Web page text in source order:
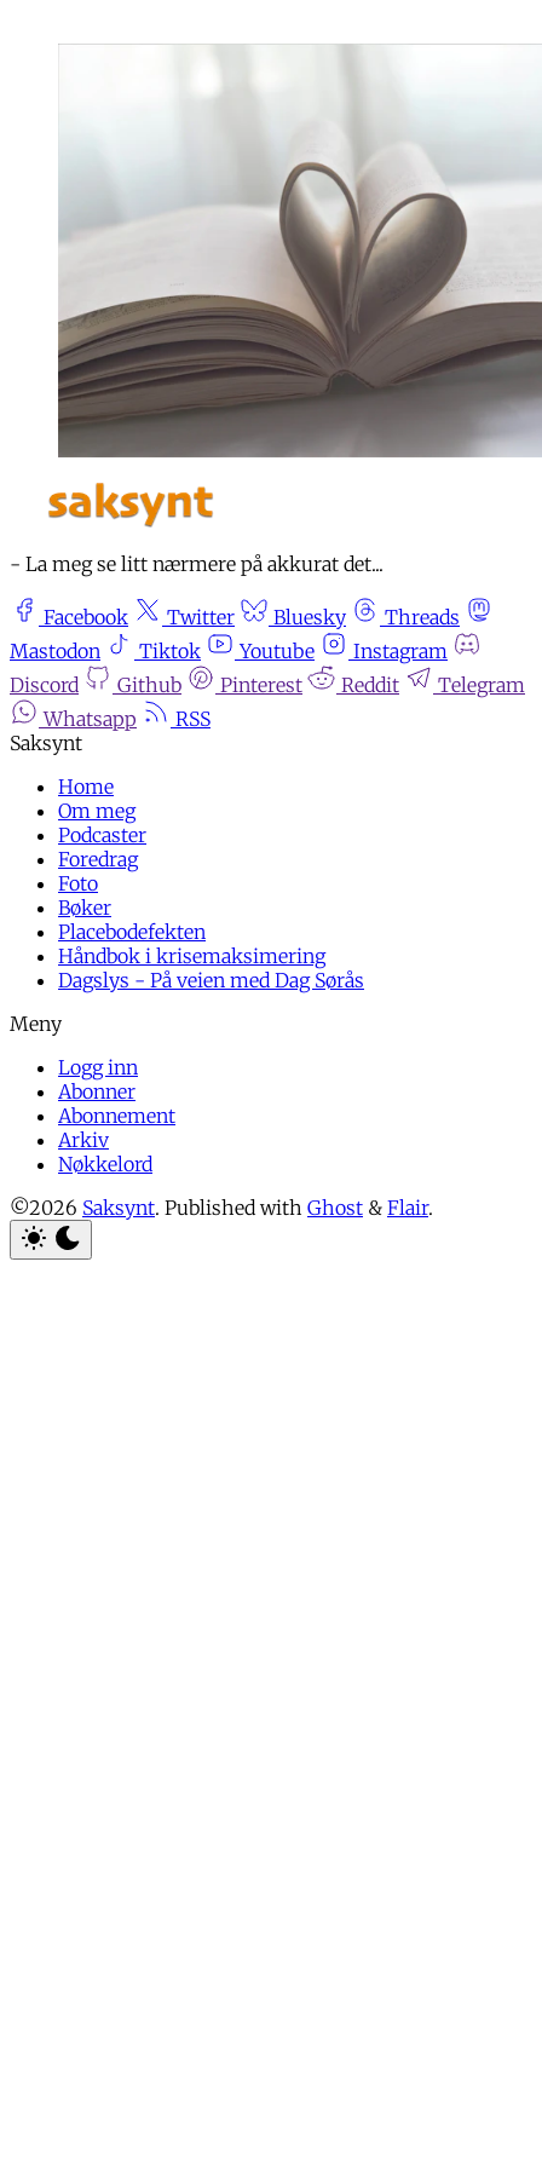
- La meg se litt nærmere på akkurat det...
Facebook Twitter Bluesky
Threads
Mastodon
Tiktok Youtube
Instagram
Discord
Github Pinterest Reddit
Telegram
Whatsapp
RSS
Home
Om meg
Podcaster
Foredrag
Foto
Bøker
Placebodefekten
Håndbok i krisemaksimering
Dagslys - På veien med Dag Sørås
Logg inn
Abonner
Abonnement
Arkiv
Nøkkelord
©2026 Saksynt. Published with Ghost & Flair.